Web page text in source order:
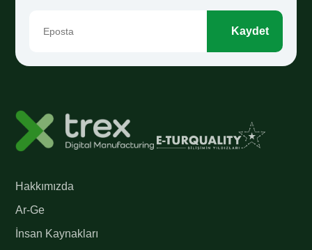
Kaydet
Hakkımızda
Ar-Ge
İnsan Kaynakları